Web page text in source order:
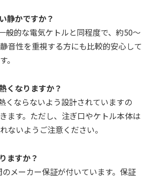
静かですか？
般的な電気ケトルと同程度で、約50～
音性を重視する方にも比較的安心して
。
くなりますか？
くならないよう設計されていますの
ます。ただし、注ぎ口やケトル本体は
ないようご注意ください。
ますか？
メーカー保証が付いています。保証